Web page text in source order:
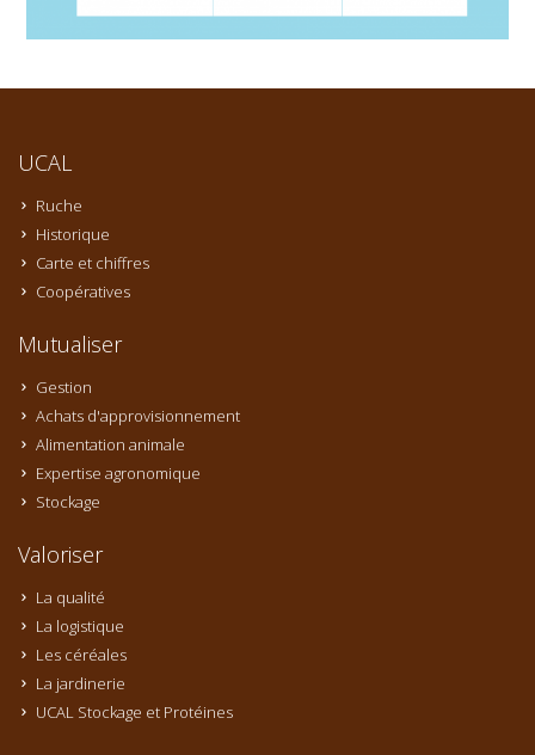
UCAL
Ruche
Historique
Carte et chiffres
Coopératives
Mutualiser
Gestion
Achats d'approvisionnement
Alimentation animale
Expertise agronomique
Stockage
Valoriser
La qualité
La logistique
Les céréales
La jardinerie
UCAL Stockage et Protéines